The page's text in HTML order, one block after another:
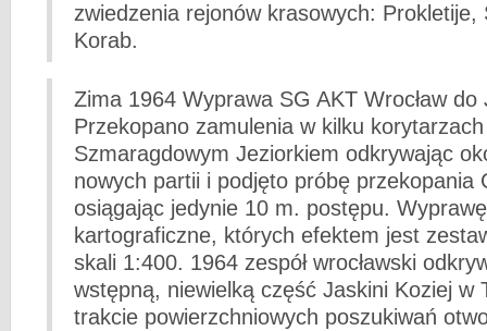
zwiedzenia rejonów krasowych: Prokletije,
Korab.
Zima 1964 Wyprawa SG AKT Wrocław do
Przekopano zamulenia w kilku korytarzach
Szmaragdowym Jeziorkiem odkrywając
nowych partii i podjęto próbę przekopania
osiągając jedynie 10 m. postępu.
kartograficzne, których efektem jest
skali 1:400. 1964 zespół wrocławski
wstępną, niewielką część Jaskini Koziej w
trakcie powierzchniowych poszukiwań